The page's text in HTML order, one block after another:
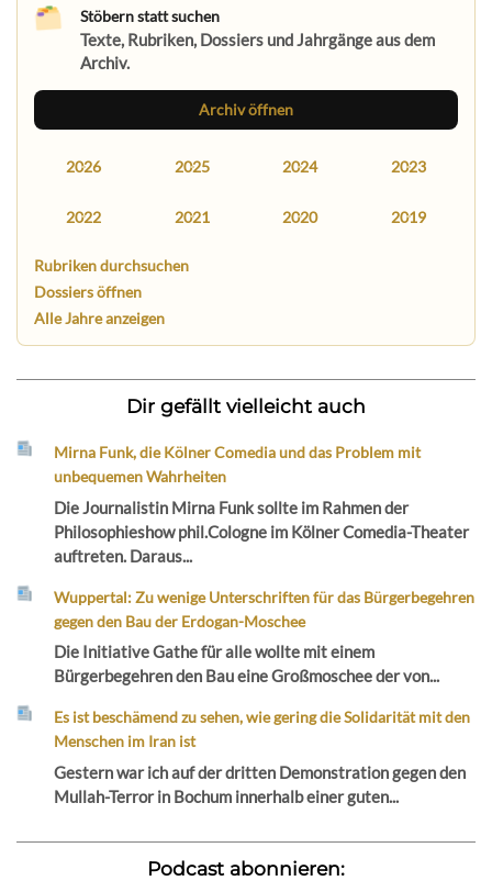
Stöbern statt suchen
Texte, Rubriken, Dossiers und Jahrgänge aus dem
Archiv.
Archiv öffnen
2026 2025 2024 2023
2022 2021 2020 2019
Rubriken durchsuchen
Dossiers öffnen
Alle Jahre anzeigen
Dir gefällt vielleicht auch
Mirna Funk, die Kölner Comedia und das Problem mit
unbequemen Wahrheiten
Die Journalistin Mirna Funk sollte im Rahmen der
Philosophieshow phil.Cologne im Kölner Comedia-Theater
auftreten. Daraus...
Wuppertal: Zu wenige Unterschriften für das Bürgerbegehren
gegen den Bau der Erdogan-Moschee
Die Initiative Gathe für alle wollte mit einem
Bürgerbegehren den Bau eine Großmoschee der von...
Es ist beschämend zu sehen, wie gering die Solidarität mit den
Menschen im Iran ist
Gestern war ich auf der dritten Demonstration gegen den
Mullah-Terror in Bochum innerhalb einer guten...
Podcast abonnieren: